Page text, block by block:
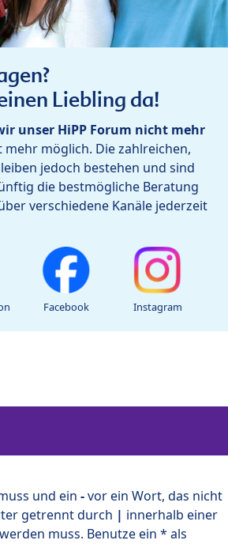
Liebling da!
unser HiPP Forum nicht mehr
möglich. Die zahlreichen,
jedoch bestehen und sind
die bestmögliche Beratung
verschiedene Kanäle jederzeit
Facebook Instagram
und ein -vor ein Wort, das nicht
getrennt durch | innerhalb einer
muss. Benutze ein * als